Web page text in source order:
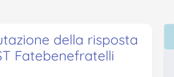
della risposta
Fatebenefratelli